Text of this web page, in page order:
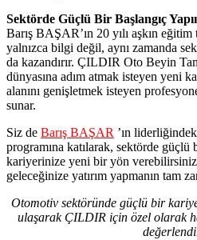
Sektörde Güçlü Bir Başlangıç
Barış BAŞAR’ın 20 yılı aşkın
yalnızca bilgi değil, aynı zamanda
da kazandırır. ÇILDIR Oto Beyin
dünyasına adım atmak isteyen yeni
alanını genişletmek isteyen
sunar.
Siz de Barış BAŞAR ’ın
programına katılarak, sektörde güçlü
kariyerinize yeni bir yön
geleceğinize yatırım yapmanın tam
Otomotiv sektöründe güçlü bir
ulaşarak ÇILDIR için özel olarak